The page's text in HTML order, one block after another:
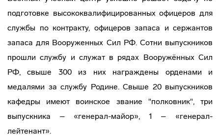
подготовке высококвалифицированных офицеров для
службы по контракту, офицеров запаса и сержантов
запаса для Вооруженных Сил РФ. Сотни выпускников
прошли службу и служат в рядах Вооружённых Сил
РФ, свыше 300 из них награждены орденами и
медалями за службу Родине. Свыше 20 выпускников
кафедры имеют воинское звание "полковник", три
выпускника – «генерал-майор», 1 – «генерал-
лейтенант».